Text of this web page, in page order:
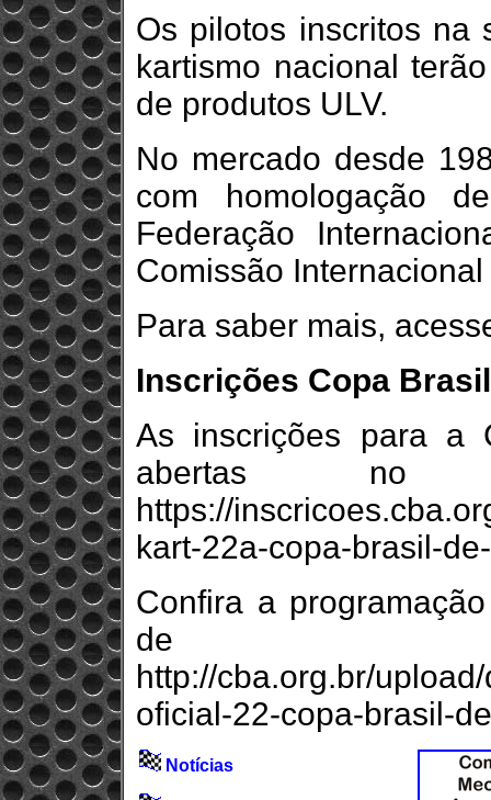
Os pilotos inscritos na
kartismo nacional
de produtos ULV.
No mercado desde
com homologação
Federação
Comissão
Para saber mais,
Inscrições Copa
As inscrições para a
abertas
https://
kart-22a-copa-brasil-
Confira a
de
http://cba.org.br/
oficial-22-copa-brasil-
Notícias